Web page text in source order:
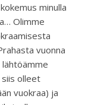
minulla
Olimme
vuonna
olleet
vuokraa) ja